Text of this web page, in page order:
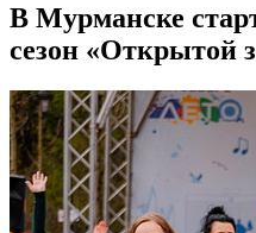
В Мурманске
сезон «Открытой